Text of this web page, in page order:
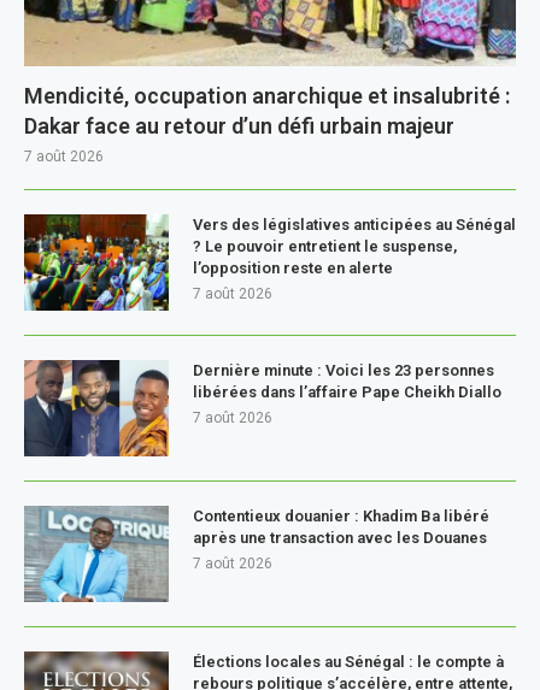
Mendicité, occupation anarchique et insalubrité :
Dakar face au retour d’un défi urbain majeur
7 août 2026
Vers des législatives anticipées au Sénégal
? Le pouvoir entretient le suspense,
l’opposition reste en alerte
7 août 2026
Dernière minute : Voici les 23 personnes
libérées dans l’affaire Pape Cheikh Diallo
7 août 2026
Contentieux douanier : Khadim Ba libéré
après une transaction avec les Douanes
7 août 2026
Élections locales au Sénégal : le compte à
rebours politique s’accélère, entre attente,